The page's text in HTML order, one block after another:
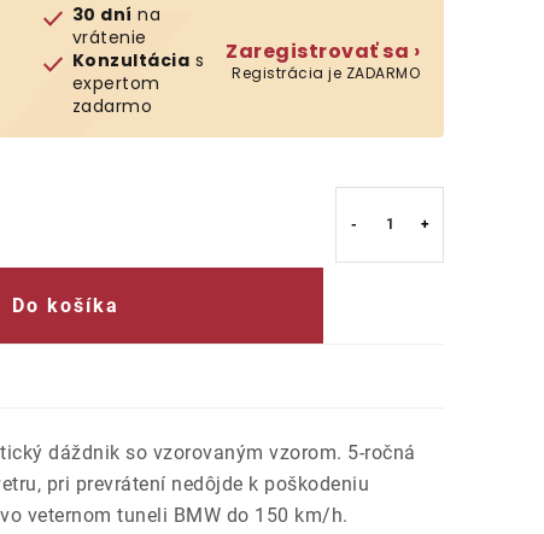
30 dní na
vrátenie
Konzultácia s
expertom
zadarmo
Zaregistrovať sa ›
Registrácia je ZADARMO
Do košíka
dáždnik so vzorovaným vzorom. 5-ročná
pri prevrátení nedôjde k poškodeniu
veternom tuneli BMW do 150 km/h.